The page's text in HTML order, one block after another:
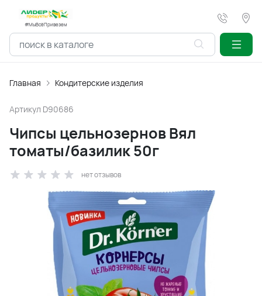
#МыВсёПривезем
Главная Кондитерские изделия
Артикул D90686
Чипсы цельнозернов Вял
томаты/базилик 50г
нет отзывов